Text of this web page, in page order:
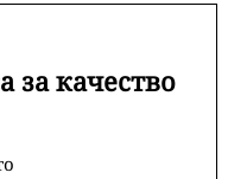
за качество